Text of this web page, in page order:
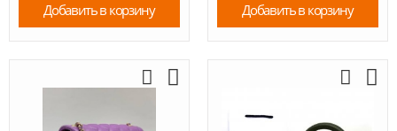
Добавить в корзину Добавить в корзину